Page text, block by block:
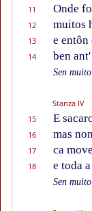
11 Onde
12 muitos
13 e entôn
14 ben
Sen
Stanza IV
15 E
16 mas
17 ca
18 e toda
Sen